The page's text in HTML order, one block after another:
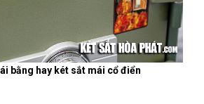
bằng hay két sắt mái cổ điển